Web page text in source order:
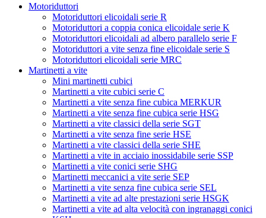
Motoriduttori
Motoriduttori elicoidali serie R
Motoriduttori a coppia conica elicoidale serie K
Motoriduttori elicoidali ad albero parallelo serie F
Motoriduttori a vite senza fine elicoidale serie S
Motoriduttori elicoidali serie MRC
Martinetti a vite
Mini martinetti cubici
Martinetti a vite cubici serie C
Martinetti a vite senza fine cubica MERKUR
Martinetti a vite senza fine cubica serie HSG
Martinetti a vite classici della serie SGT
Martinetti a vite senza fine serie HSE
Martinetti a vite classici della serie SHE
Martinetti a vite in acciaio inossidabile serie SSP
Martinetti a vite conici serie SHG
Martinetti meccanici a vite serie SEP
Martinetti a vite senza fine cubica serie SEL
Martinetti a vite ad alte prestazioni serie HSGK
Martinetti a vite ad alta velocità con ingranaggi conici